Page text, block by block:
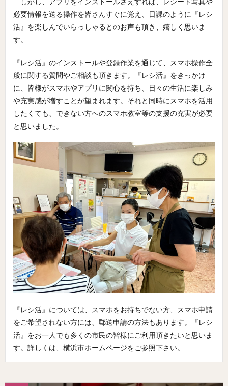
必要情報を送る操作を皆さんすぐに覚え、日課のように『レシ
活』を楽しんでいらっしゃるとのお声も頂き、嬉しく思いま
す。
『レシ活』のインストールや登録作業を通じて、スマホ操作全
般に関する質問やご相談も頂きます。『レシ活』をきっかけ
に、皆様がスマホやアプリに関心を持ち、日々の生活に楽しみ
や充実感が増すことが望まれます。それと同時にスマホを活用
したくても、できない方へのスマホ教室等の支援の充実が必要
と思いました。
『レシ活』については、スマホをお持ちでない方、スマホ申請
をご希望されない方には、郵送申請の方法もあります。『レシ
活』をお一人でも多くの市民の皆様にご利用頂きたいと思いま
す。詳しくは、横浜市ホームページをご参照下さい。